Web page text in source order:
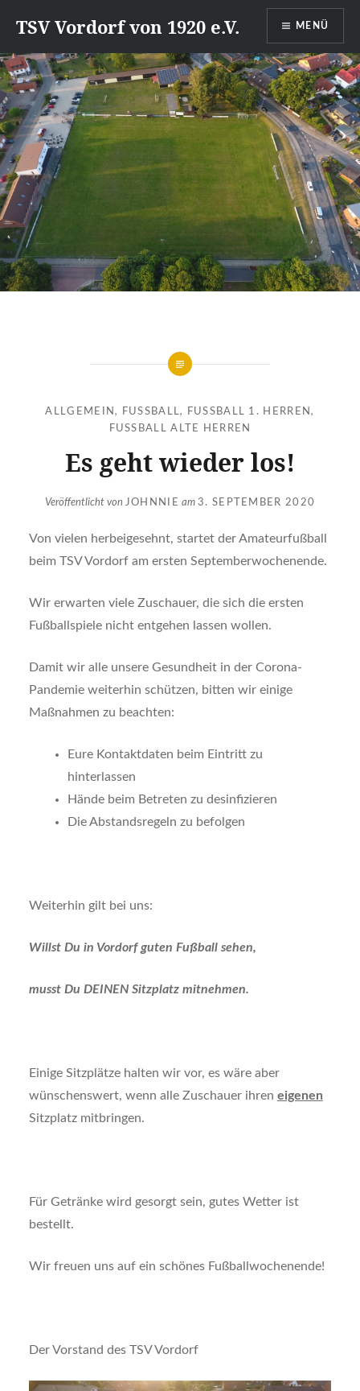
zumTSV Vordorf von 1920 e.V. MENÜ
ALLGEMEIN, FUSSBALL, FUSSBALL 1. HERREN,
FUSSBALL ALTE HERREN
Es geht wieder los!
Veröffentlicht von JOHNNIE am 3. SEPTEMBER 2020
Von vielen herbeigesehnt, startet der Amateurfußball
beim TSV Vordorf am ersten Septemberwochenende.
Wir erwarten viele Zuschauer, die sich die ersten
Fußballspiele nicht entgehen lassen wollen.
Damit wir alle unsere Gesundheit in der Corona-
Pandemie weiterhin schützen, bitten wir einige
Maßnahmen zu beachten:
Eure Kontaktdaten beim Eintritt zu
hinterlassen
Hände beim Betreten zu desinfizieren
Die Abstandsregeln zu befolgen
Weiterhin gilt bei uns:
Willst Du in Vordorf guten Fußball sehen,
musst Du DEINEN Sitzplatz mitnehmen.
Einige Sitzplätze halten wir vor, es wäre aber
wünschenswert, wenn alle Zuschauer ihren eigenen
Sitzplatz mitbringen.
Für Getränke wird gesorgt sein, gutes Wetter ist
bestellt.
Wir freuen uns auf ein schönes Fußballwochenende!
Der Vorstand des TSV Vordorf